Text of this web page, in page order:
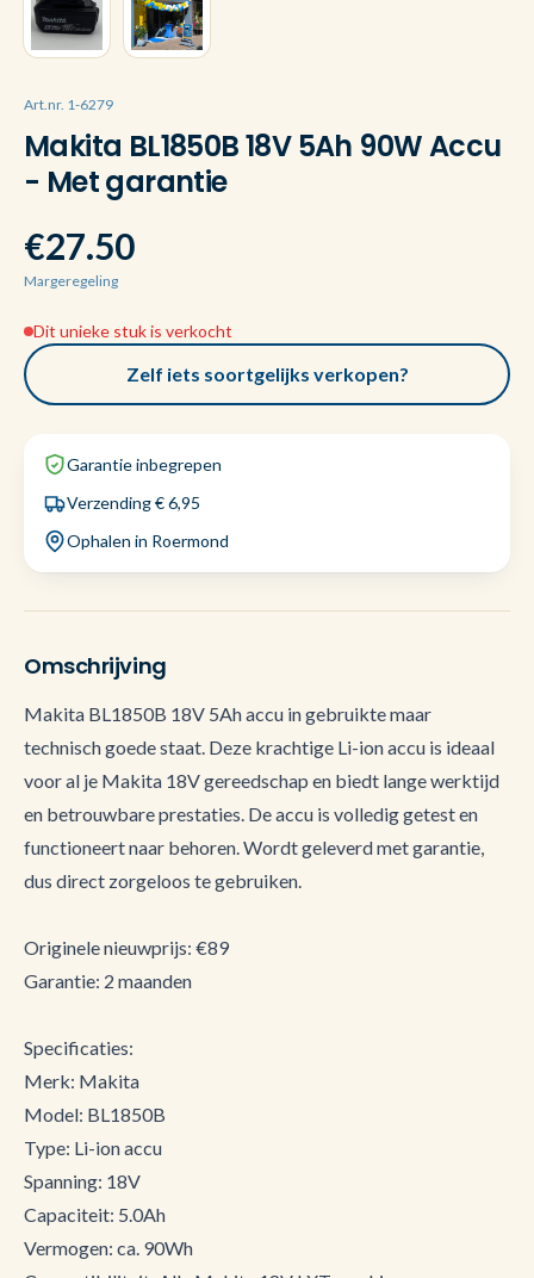
Art.nr. 1-6279
Makita BL1850B 18V 5Ah 90W Accu
- Met garantie
€27.50
Margeregeling
Dit unieke stuk is verkocht
Zelf iets soortgelijks verkopen?
Garantie inbegrepen
Verzending € 6,95
Ophalen in Roermond
Omschrijving
Makita BL1850B 18V 5Ah accu in gebruikte maar
technisch goede staat. Deze krachtige Li-ion accu is ideaal
voor al je Makita 18V gereedschap en biedt lange werktijd
en betrouwbare prestaties. De accu is volledig getest en
functioneert naar behoren. Wordt geleverd met garantie,
dus direct zorgeloos te gebruiken.
Originele nieuwprijs: €89
Garantie: 2 maanden
Specificaties:
Merk: Makita
Model: BL1850B
Type: Li-ion accu
Spanning: 18V
Capaciteit: 5.0Ah
Vermogen: ca. 90Wh